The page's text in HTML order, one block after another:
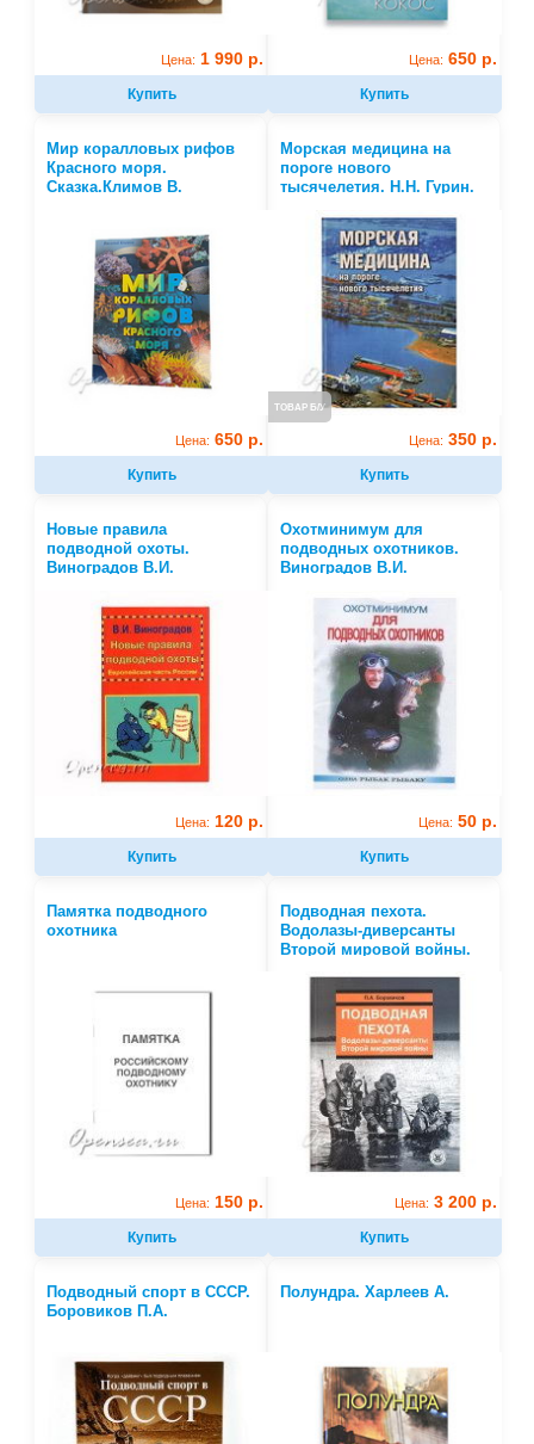
Цена: 1 990 р.
Купить
Цена: 650 р.
Купить
Мир коралловых рифов
Красного моря.
Сказка.Климов В.
Цена: 650 р.
Купить
Морская медицина на
пороге нового
тысячелетия. Н.Н. Гурин.
ТОВАР Б/У
Цена: 350 р.
Купить
Новые правила
подводной охоты.
Виноградов В.И.
Цена: 120 р.
Купить
Охотминимум для
подводных охотников.
Виноградов В.И.
Цена: 50 р.
Купить
Памятка подводного
охотника
Цена: 150 р.
Купить
Подводная пехота.
Водолазы-диверсанты
Второй мировой войны.
Цена: 3 200 р.
Купить
Подводный спорт в СССР.
Боровиков П.А.
Полундра. Харлеев А.